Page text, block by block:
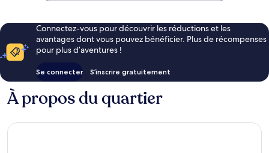
Connectez-vous pour découvrir les réductions et les
avantages dont vous pouvez bénéficier. Plus de récompenses
pour plus d’aventures !
Se connecter S’inscrire gratuitement
À propos du quartier